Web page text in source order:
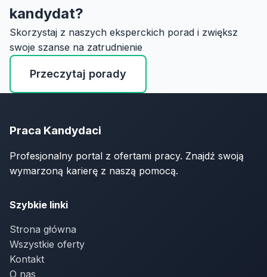
kandydat?
Skorzystaj z naszych eksperckich porad i zwiększ
swoje szanse na zatrudnienie
Przeczytaj porady
Praca Kandydaci
Profesjonalny portal z ofertami pracy. Znajdź swoją
wymarzoną karierę z naszą pomocą.
Szybkie linki
Strona główna
Wszystkie oferty
Kontakt
O nas